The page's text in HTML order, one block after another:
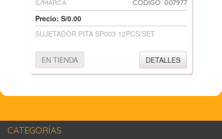
S/MARCA CÓDIGO: 007977
Precio: S/0.00
SUJETADOR PITA SP003 12PCS/SET
EN TIENDA DETALLES
CATEGORÍAS